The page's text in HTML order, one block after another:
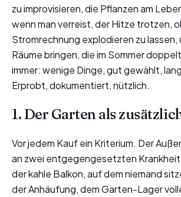
zu improvisieren, die Pflanzen am
wenn man verreist, der Hitze trotzen,
Stromrechnung explodieren zu lassen,
Räume bringen, die im Sommer
immer: wenige Dinge, gut gewählt,
Erprobt, dokumentiert, nützlich.
1. Der Garten als
Vor jedem Kauf ein Kriterium. Der
an zwei entgegengesetzten
der kahle Balkon, auf dem niemand
der Anhäufung, dem Garten-Lager